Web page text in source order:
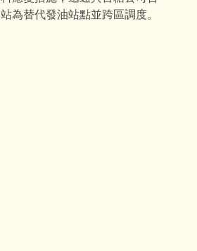
為替代發油站點並跨區調度。